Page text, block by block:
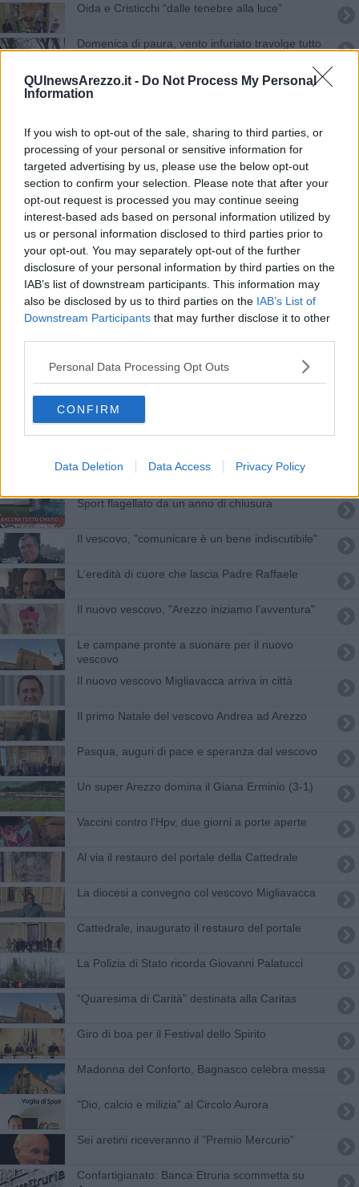
QUInewsArezzo.it - Do Not Process My Personal
Information
If you wish to opt-out of the sale, sharing to third parties, or
processing of your personal or sensitive information for
targeted advertising by us, please use the below opt-out
section to confirm your selection. Please note that after your
opt-out request is processed you may continue seeing
interest-based ads based on personal information utilized by
us or personal information disclosed to third parties prior to
your opt-out. You may separately opt-out of the further
disclosure of your personal information by third parties on the
IAB’s list of downstream participants. This information may
also be disclosed by us to third parties on the IAB’s List of
Downstream Participants that may further disclose it to other
Personal Data Processing Opt Outs
CONFIRM
Data Deletion Data Access Privacy Policy
Oida e Cristicchi “dalle tenebre alla luce”
Domenica di paura, vento infuriato travolge tutto
La reliquia di Papa Wojtyla per la pace in Ucraina
Cuore amaranto, Arezzo vittoria all’ultimo respiro
La lancia d’oro delle Stimmate di San Francesco
Va a operarsi con il metadone in tasca
Vito Mancuso ad Arezzo per presentare il suo
libro
Conferite le onorificenze della Misericordia
L’abbraccio di Narciso
Concerto di Natale e Covid, diretta con Cristicchi
L’omelia del vescovo “ricostruiamo il meglio”
A Rondine un ulivo in memoria di Palatucci
"La Cattedrale è il segno dell'unità possibile"
Sport flagellato da un anno di chiusura
Il vescovo, "comunicare è un bene indiscutibile"
L'eredità di cuore che lascia Padre Raffaele
Il nuovo vescovo, "Arezzo iniziamo l'avventura"
Le campane pronte a suonare per il nuovo
vescovo
Il nuovo vescovo Migliavacca arriva in città
Il primo Natale del vescovo Andrea ad Arezzo
Pasqua, auguri di pace e speranza dal vescovo
Un super Arezzo domina il Giana Erminio (3-1)
Vaccini contro l'Hpv, due giorni a porte aperte
Al via il restauro del portale della Cattedrale
La diocesi a convegno col vescovo Migliavacca
​Cattedrale, inaugurato il restauro del portale
​La Polizia di Stato ricorda Giovanni Palatucci
“Quaresima di Carità” destinata alla Caritas
Giro di boa per il Festival dello Spirito
Madonna del Conforto, Bagnasco celebra messa
"Dio, calcio e milizia" al Circolo Aurora
Sei aretini riceveranno il "Premio Mercurio"
Confartigianato: Banca Etruria scommetta su